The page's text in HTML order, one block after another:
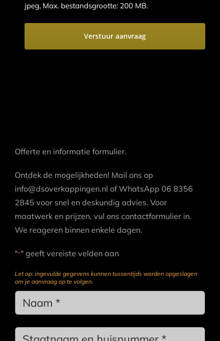
jpeg, Max. bestandsgrootte: 200 MB.
Offerte en informatie formulier.
Ontdek de mogelijkheden! Mail ons op
info@dsoverkappingen.nl of WhatsApp 06 8356
2845 voor snel en deskundig advies. Voor
maatwerk en prijzen, vul ons contactformulier in.
We reageren binnen enkele dagen.
"*" geeft vereiste velden aan
Let op: ingevulde gegevens kunnen tussentijds worden opgeslagen
om je aanvraag op te volgen.
Name
*
Geen